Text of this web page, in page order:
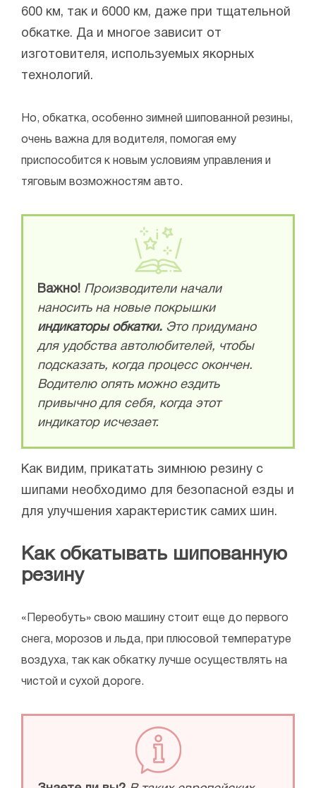
600 км, так и 6000 км, даже при тщательной
обкатке. Да и многое зависит от
изготовителя, используемых якорных
технологий.
Но, обкатка, особенно зимней шипованной резины,
очень важна для водителя, помогая ему
приспособится к новым условиям управления и
тяговым возможностям авто.
Важно! Производители начали
наносить на новые покрышки
индикаторы обкатки. Это придумано
для удобства автолюбителей, чтобы
подсказать, когда процесс окончен.
Водителю опять можно ездить
привычно для себя, когда этот
индикатор исчезает.
Как видим, прикатать зимнюю резину с
шипами необходимо для безопасной езды и
для улучшения характеристик самих шин.
Как обкатывать шипованную
резину
«Переобуть» свою машину стоит еще до первого
снега, морозов и льда, при плюсовой температуре
воздуха, так как обкатку лучше осуществлять на
чистой и сухой дороге.